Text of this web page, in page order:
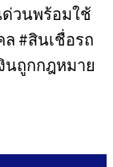
วนพร้อมใช้
#สินเชื่อรถ
นถูกกฎหมาย